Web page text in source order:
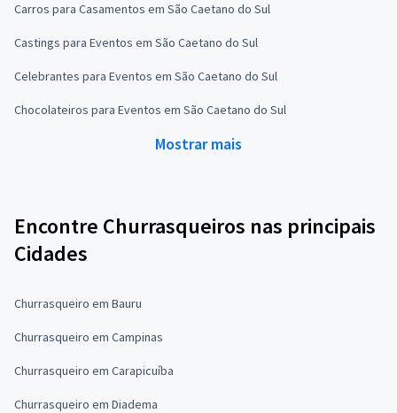
Carros para Casamentos em São Caetano do Sul
Castings para Eventos em São Caetano do Sul
Celebrantes para Eventos em São Caetano do Sul
Chocolateiros para Eventos em São Caetano do Sul
Mostrar mais
Encontre Churrasqueiros nas principais
Cidades
Churrasqueiro em Bauru
Churrasqueiro em Campinas
Churrasqueiro em Carapicuíba
Churrasqueiro em Diadema